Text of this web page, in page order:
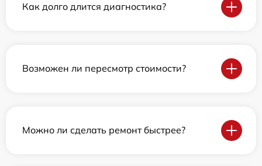
Как долго длится диагностика?
Возможен ли пересмотр стоимости?
Можно ли сделать ремонт быстрее?